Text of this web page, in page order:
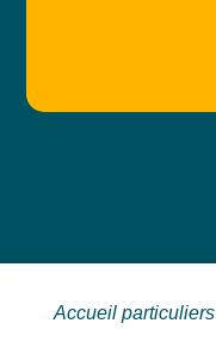
Accueil particuliers